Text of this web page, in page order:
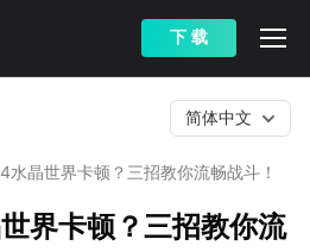
下 载
水晶世界卡顿？三招教你流畅战斗！
简体中文
界卡顿？三招教你流